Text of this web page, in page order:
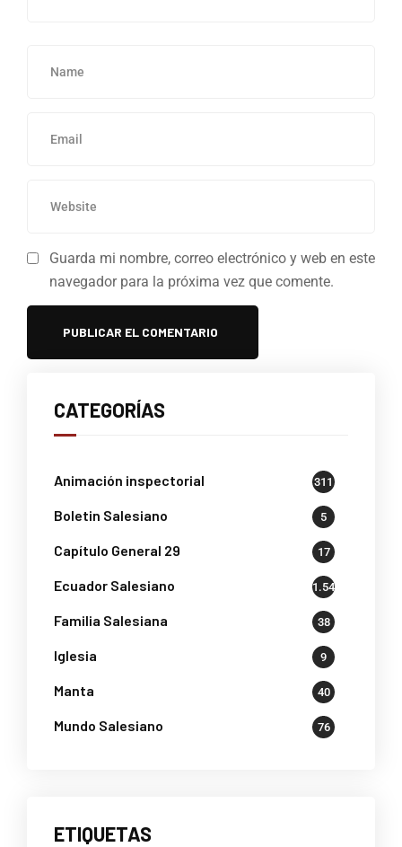
Guarda mi nombre, correo electrónico y web en este
navegador para la próxima vez que comente.
CATEGORÍAS
Animación inspectorial 311
Boletin Salesiano 5
Capítulo General 29 17
Ecuador Salesiano 1.541
Familia Salesiana 38
Iglesia 9
Manta 40
Mundo Salesiano 76
ETIQUETAS